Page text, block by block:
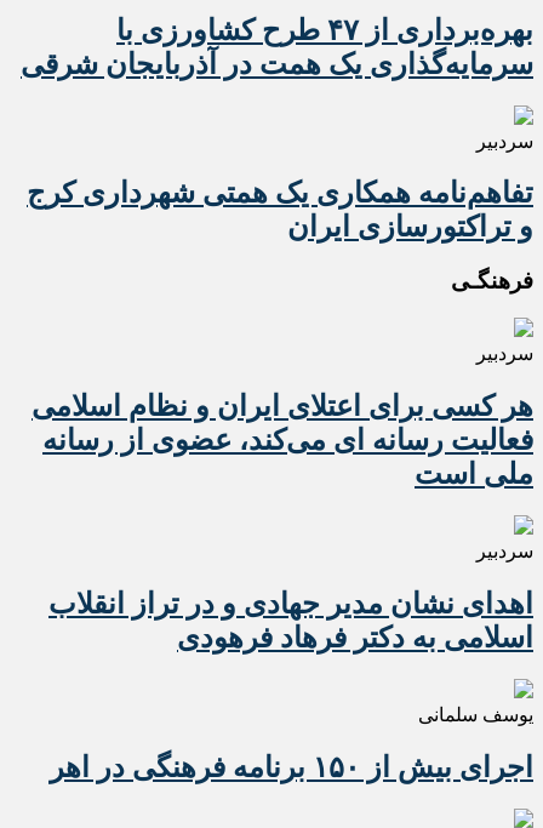
بهره‌برداری از ۴۷ طرح کشاورزی با
سرمایه‌گذاری یک همت در آذربایجان شرقی
سردبیر
تفاهم‌نامه همکاری یک همتی شهرداری کرج
و تراکتورسازی ایران
فرهنگـی
سردبیر
هر کسی برای اعتلای ایران و نظام اسلامی
فعالیت رسانه ای می‌کند، عضوی از رسانه
ملی است
سردبیر
اهدای نشان مدیر جهادی و در تراز انقلاب
اسلامی به دکتر فرهاد فرهودی
یوسف سلمانی
اجرای بیش از ۱۵۰ برنامه فرهنگی در اهر